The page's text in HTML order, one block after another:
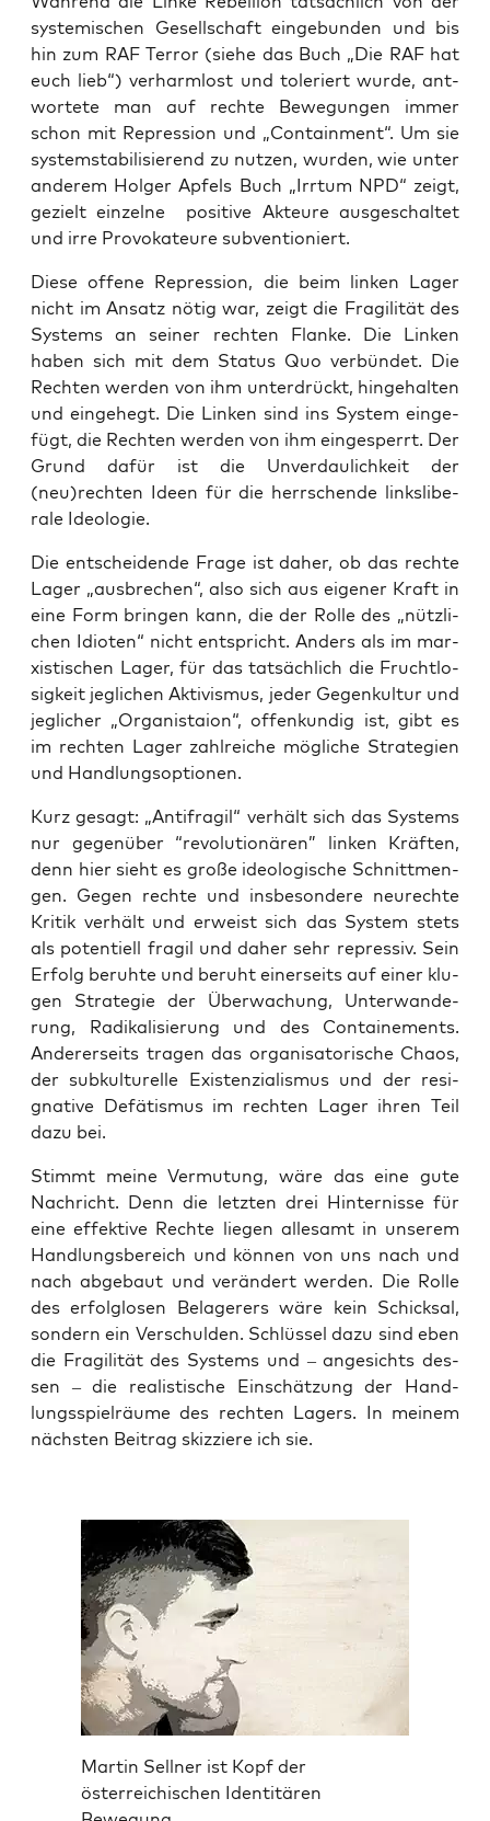
sys­te­mi­schen Gesell­schaft ein­ge­bun­den und bis
hin zum RAF Ter­ror (sie­he das Buch „Die RAF hat
euch lieb“) ver­harm­lost und tole­riert wur­de, ant­
wor­te­te man auf rech­te Bewe­gun­gen immer
schon mit Repres­si­on und „Con­tain­ment“. Um sie
sys­tem­sta­bi­li­sie­rend zu nut­zen, wur­den, wie unter
ande­rem Hol­ger Apfels Buch „Irr­tum NPD“ zeigt,
gezielt ein­zel­ne posi­ti­ve Akteu­re aus­ge­schal­tet
und irre Pro­vo­ka­teu­re subventioniert.
Die­se offe­ne Repres­si­on, die beim lin­ken Lager
nicht im Ansatz nötig war, zeigt die Fra­gi­li­tät des
Sys­tems an sei­ner rech­ten Flan­ke. Die Lin­ken
haben sich mit dem Sta­tus Quo ver­bün­det. Die
Rech­ten wer­den von ihm unter­drückt, hin­ge­hal­ten
und ein­ge­hegt. Die Lin­ken sind ins Sys­tem ein­ge­
fügt, die Rech­ten wer­den von ihm ein­ge­sperrt. Der
Grund dafür ist die Unver­dau­lich­keit der
(neu)rechten Ideen für die herr­schen­de links­li­be­
ra­le Ideo­lo­gie.
Die ent­schei­den­de Fra­ge ist daher, ob das rech­te
Lager „aus­bre­chen“, also sich aus eige­ner Kraft in
eine Form brin­gen kann, die der Rol­le des „nütz­li­
chen Idio­ten“ nicht ent­spricht. Anders als im mar­
xis­ti­schen Lager, für das tat­säch­lich die Frucht­lo­
sig­keit jeg­li­chen Akti­vis­mus, jeder Gegen­kul­tur und
jeg­li­cher „Orga­ni­s­taion“, offen­kun­dig ist, gibt es
im rech­ten Lager zahl­rei­che mög­li­che Stra­te­gien
und Handlungsoptionen.
Kurz gesagt: „Anti­fra­gil“ ver­hält sich das Sys­tems
nur gegen­über “revo­lu­tio­nä­ren” lin­ken Kräf­ten,
denn hier sieht es gro­ße ideo­lo­gi­sche Schnitt­men­
gen. Gegen rech­te und ins­be­son­de­re neu­rech­te
Kri­tik ver­hält und erweist sich das Sys­tem stets
als poten­ti­ell fra­gil und daher sehr repres­siv. Sein
Erfolg beruh­te und beruht einer­seits auf einer klu­
gen Stra­te­gie der Über­wa­chung, Unter­wan­de­
rung, Radi­ka­li­sie­rung und des Con­tai­ne­ments.
Ande­rer­seits tra­gen das orga­ni­sa­to­ri­sche Cha­os,
der sub­kul­tu­rel­le Exis­ten­zia­lis­mus und der resi­
gna­ti­ve Defä­tis­mus im rech­ten Lager ihren Teil
dazu bei.
Stimmt mei­ne Ver­mu­tung, wäre das eine gute
Nach­richt. Denn die letz­ten drei Hin­ter­nis­se für
eine effek­ti­ve Rech­te lie­gen alle­samt in unse­rem
Hand­lungs­be­reich und kön­nen von uns nach und
nach abge­baut und ver­än­dert wer­den. Die Rol­le
des erfolg­lo­sen Bela­ge­rers wäre kein Schick­sal,
son­dern ein Ver­schul­den. Schlüs­sel dazu sind eben
die Fra­gi­li­tät des Sys­tems und – ange­sichts des­
sen – die rea­lis­ti­sche Ein­schät­zung der Hand­
lungs­spiel­räu­me des rech­ten Lagers. In mei­nem
nächs­ten Bei­trag skiz­zie­re ich sie.
Martin Sellner ist Kopf der
österreichischen Identitären